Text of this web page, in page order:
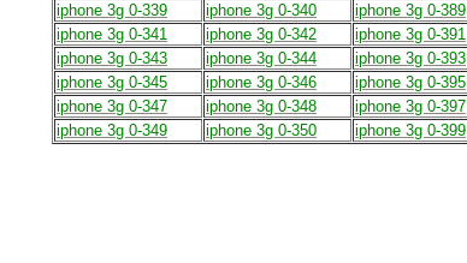
iphone 3g 0-339
iphone 3g 0-340 iphone 3g 0-389
iphone 3g 0-341
iphone 3g 0-342 iphone 3g 0-391
iphone 3g 0-343
iphone 3g 0-344 iphone 3g 0-393
iphone 3g 0-345
iphone 3g 0-346 iphone 3g 0-395
iphone 3g 0-347
iphone 3g 0-348 iphone 3g 0-397
iphone 3g 0-349
iphone 3g 0-350 iphone 3g 0-399